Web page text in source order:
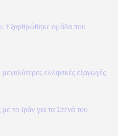
Εξαρθρώθηκε ομάδα που
ελληνικές εξαγωγές
το Ιράν για τα Στενά του